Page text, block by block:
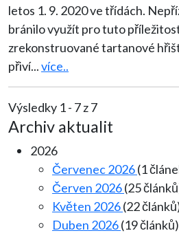
letos 1. 9. 2020 ve třídách.
bránilo využít pro tuto
zrekonstruované tartanové
přiví...více..
Výsledky 1 - 7 z 7
Archiv aktualit
2026
Červenec 2026(1
Červen 2026(25
Květen 2026(22
Duben 2026(19 článků)